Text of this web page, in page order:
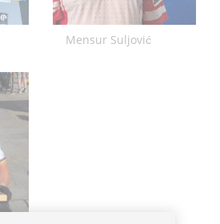
Mensur Suljović